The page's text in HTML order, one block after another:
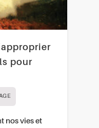
pour
nos vies et